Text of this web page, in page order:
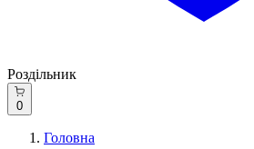
Роздільник
0
Головна